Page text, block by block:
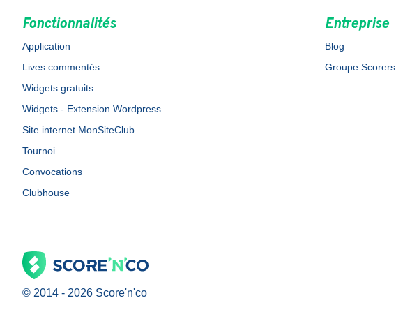
Fonctionnalités
Application
Lives commentés
Widgets gratuits
Widgets - Extension Wordpress
Site internet MonSiteClub
Tournoi
Convocations
Clubhouse
Entreprise
Blog
Groupe Scorers
© 2014 - 2026 Score'n'co